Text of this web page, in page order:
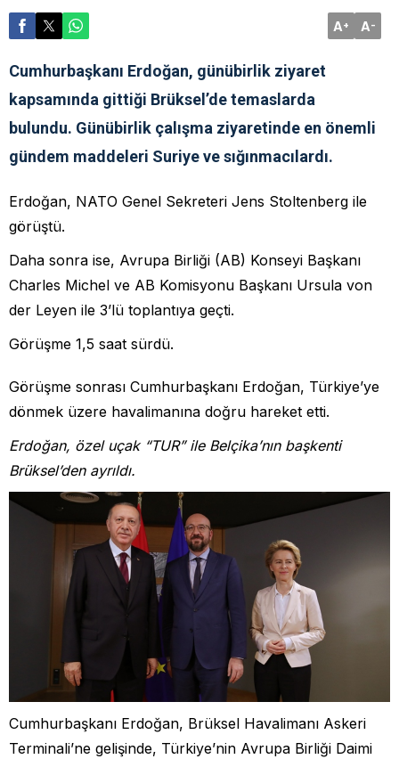
A+ A-
Cumhurbaşkanı Erdoğan, günübirlik ziyaret
kapsamında gittiği Brüksel’de temaslarda
bulundu. Günübirlik çalışma ziyaretinde en önemli
gündem maddeleri Suriye ve sığınmacılardı.
Erdoğan, NATO Genel Sekreteri Jens Stoltenberg ile
görüştü.
Daha sonra ise, Avrupa Birliği (AB) Konseyi Başkanı
Charles Michel ve AB Komisyonu Başkanı Ursula von
der Leyen ile 3’lü toplantıya geçti.
Görüşme 1,5 saat sürdü.
Görüşme sonrası Cumhurbaşkanı Erdoğan, Türkiye’ye
dönmek üzere havalimanına doğru hareket etti.
Erdoğan, özel uçak “TUR” ile Belçika’nın başkenti
Brüksel’den ayrıldı.
Cumhurbaşkanı Erdoğan, Brüksel Havalimanı Askeri
Terminali’ne gelişinde, Türkiye’nin Avrupa Birliği Daimi